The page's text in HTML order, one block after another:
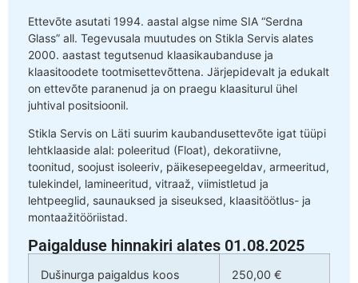
Ettevõte asutati 1994. aastal algse nime SIA “Serdna
Glass” all. Tegevusala muutudes on Stikla Servis alates
2000. aastast tegutsenud klaasikaubanduse ja
klaasitoodete tootmisettevõttena. Järjepidevalt ja edukalt
on ettevõte paranenud ja on praegu klaasiturul ühel
juhtival positsioonil.
Stikla Servis on Läti suurim kaubandusettevõte igat tüüpi
lehtklaaside alal: poleeritud (Float), dekoratiivne,
toonitud, soojust isoleeriv, päikesepeegeldav, armeeritud,
tulekindel, lamineeritud, vitraaž, viimistletud ja
lehtpeeglid, saunauksed ja siseuksed, klaasitöötlus- ja
montaažitööriistad.
Paigalduse hinnakiri alates 01.08.2025
Dušinurga paigaldus koos
250,00 €